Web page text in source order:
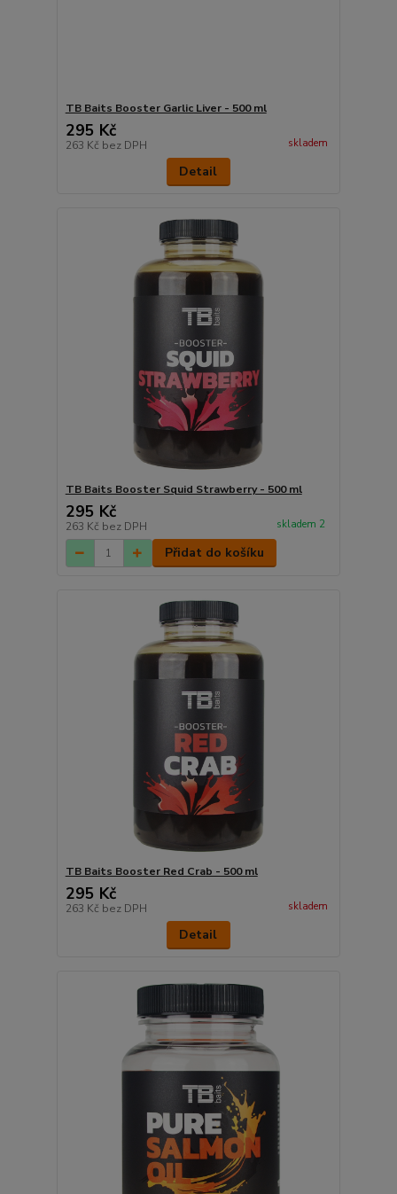
TB Baits Booster Garlic Liver - 500 ml
295 Kč
263 Kč bez DPH skladem
Detail
TB Baits Booster Squid Strawberry - 500 ml
295 Kč
263 Kč bez DPH skladem 2
Přidat do košíku
TB Baits Booster Red Crab - 500 ml
295 Kč
263 Kč bez DPH skladem
Detail